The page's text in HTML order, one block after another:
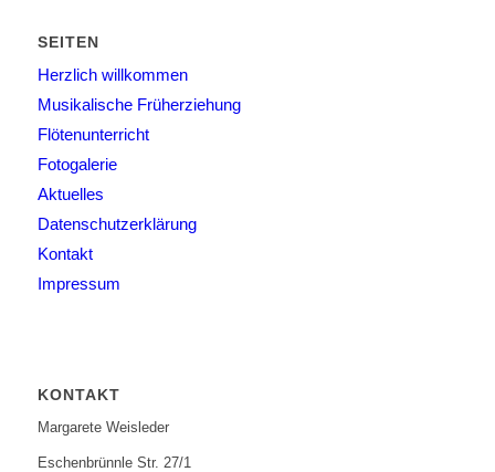
SEITEN
Herzlich willkommen
Musikalische Früherziehung
Flötenunterricht
Fotogalerie
Aktuelles
Datenschutzerklärung
Kontakt
Impressum
KONTAKT
Margarete Weisleder
Eschenbrünnle Str. 27/1